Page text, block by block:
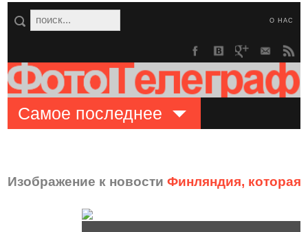
О НАС
Самое последнее
Изображение к новостиФинляндия, которая